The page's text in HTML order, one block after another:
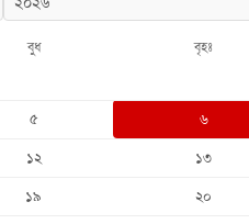
বুধ বৃহঃ
৫ ৬
১২ ১৩
১৯ ২০